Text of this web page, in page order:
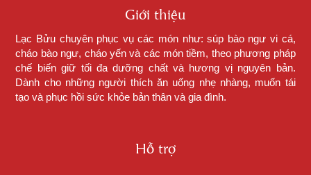
Giới thiệu
Lạc Bửu chuyên phục vụ các món như: súp bào ngư vi cá,
cháo bào ngư, cháo yến và các món tiềm, theo phương pháp
chế biến giữ tối đa dưỡng chất và hương vị nguyên bản.
Dành cho những người thích ăn uống nhẹ nhàng, muốn tái
tạo và phục hồi sức khỏe bản thân và gia đình.
Hỗ trợ